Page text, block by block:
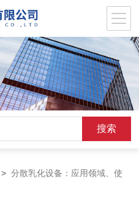
>分散乳化设备：应用领域、使